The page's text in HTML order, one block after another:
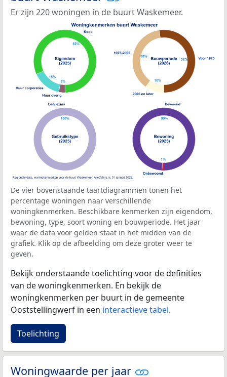
Er zijn 220 woningen in de buurt Waskemeer.
De vier bovenstaande taartdiagrammen tonen het
percentage woningen naar verschillende
woningkenmerken. Beschikbare kenmerken zijn eigendom,
bewoning, type, soort woning en bouwperiode. Het jaar
waar de data voor gelden staat in het midden van de
grafiek. Klik op de afbeelding om deze groter weer te
geven.
Bekijk onderstaande toelichting voor de definities
van de woningkenmerken. En bekijk de
woningkenmerken per buurt in de gemeente
Ooststellingwerf in een interactieve tabel.
Toelichting
Woningwaarde per jaar